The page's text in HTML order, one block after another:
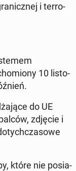
i ter­ro­
10 li­sto­
do UE
zdjęcie i
które nie po­sia­